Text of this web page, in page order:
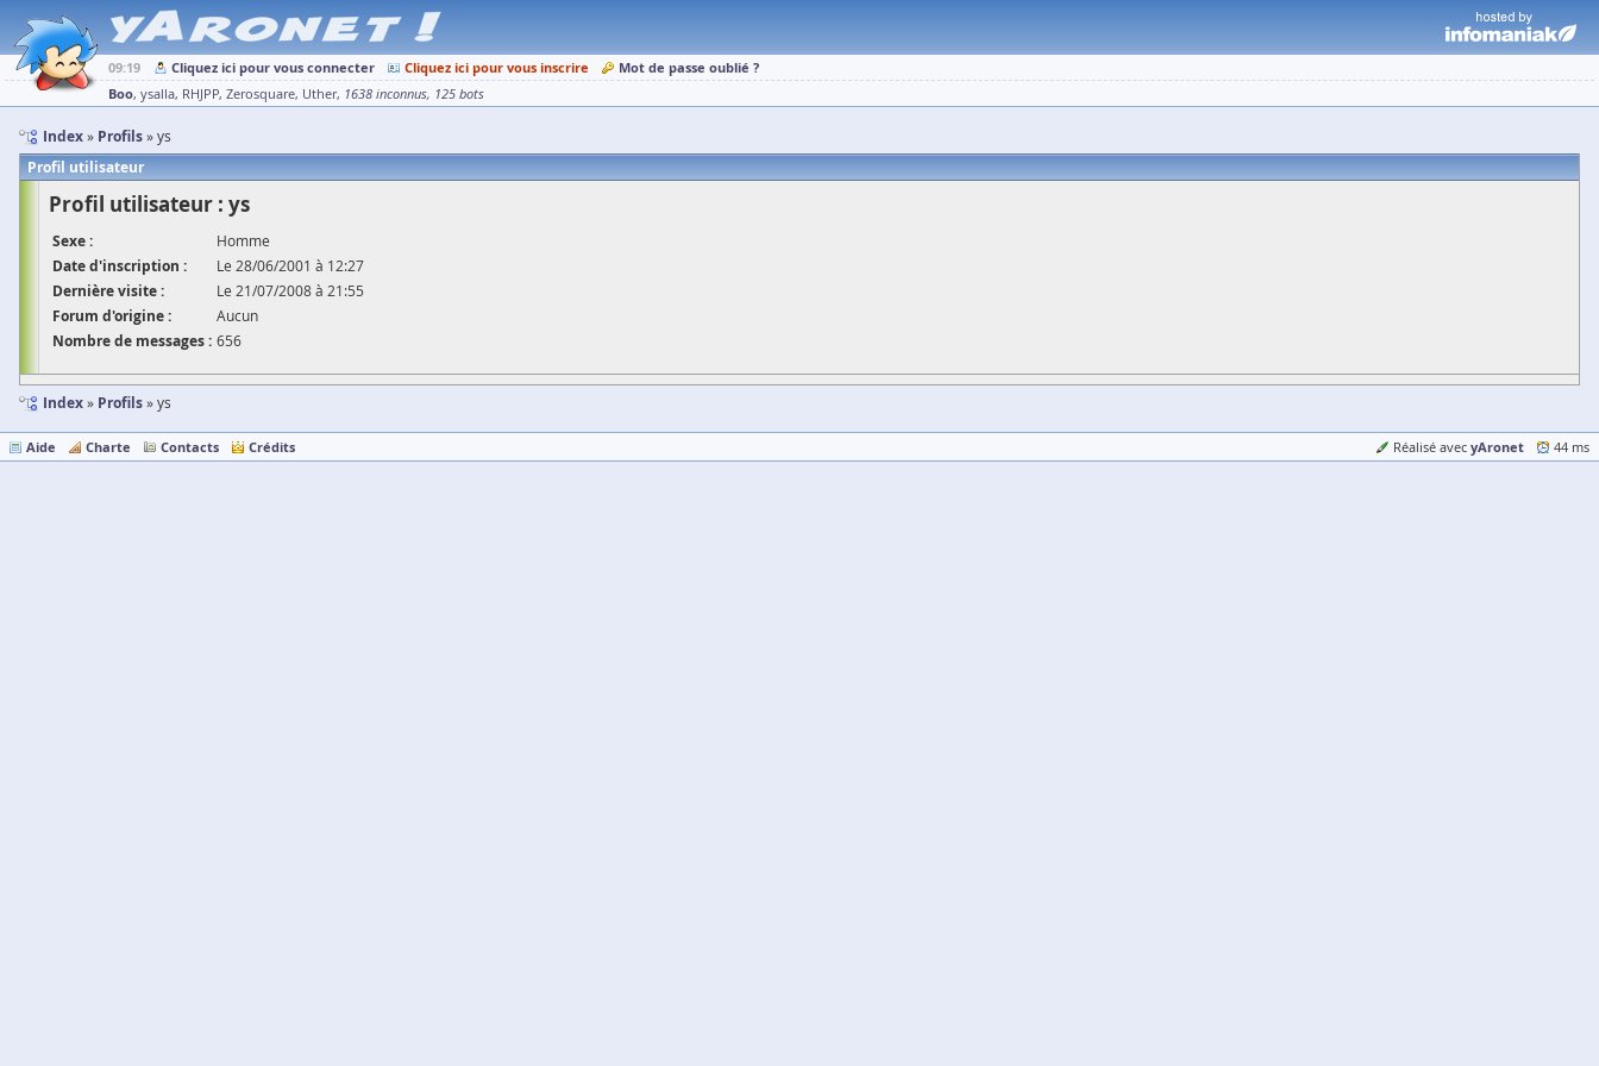
09:19 Cliquez ici pour vous connecter Cliquez ici pour vous inscrire
Mot de passe oublié ?
Boo ysalla RHJPP Zerosquare Uther 1638 inconnus 125 bots
Index Profils ys
Profil utilisateur
Profil utilisateur : ys
Sexe : Homme
Date d'inscription : Le 28/06/2001 à 12:27
Dernière visite : Le 21/07/2008 à 21:55
Forum d'origine : Aucun
Nombre de messages : 656
Index Profils ys
Aide Charte Contacts Crédits Réalisé avec yAronet 44 ms